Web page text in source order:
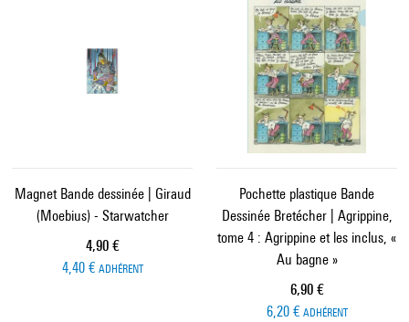
Magnet Bande dessinée | Giraud
(Moebius) - Starwatcher
Prix ​​actuel
4,90 €
4,40 € ADHÉRENT
Pochette plastique Bande
Dessinée Bretécher | Agrippine,
tome 4 : Agrippine et les inclus, «
Au bagne »
Prix ​​actuel
6,90 €
6,20 € ADHÉRENT